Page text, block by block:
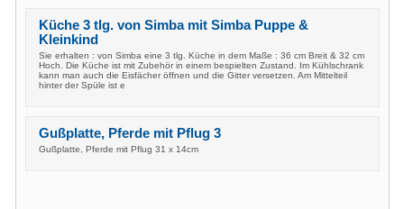
Küche 3 tlg. von Simba mit Simba Puppe &
Kleinkind
Sie erhalten : von Simba eine 3 tlg. Küche in dem Maße : 36 cm Breit & 32 cm
Hoch. Die Küche ist mit Zubehör in einem bespielten Zustand. Im Kühlschrank
kann man auch die Eisfächer öffnen und die Gitter versetzen. Am Mittelteil
hinter der Spüle ist e
Gußplatte, Pferde mit Pflug 3
Gußplatte, Pferde mit Pflug 31 x 14cm